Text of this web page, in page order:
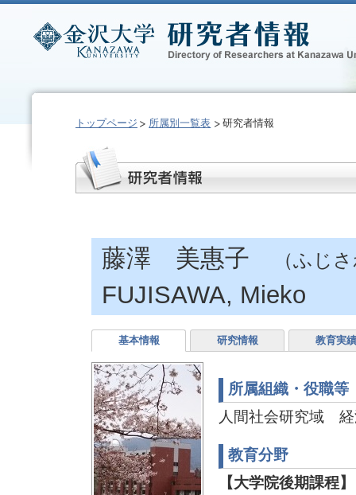
トップページ 所属別一覧表 研究者情報
藤澤 美惠子 （ふじ
FUJISAWA, Mieko
基本情報 研究情報 教育実績
所属組織・役職等
人間社会研究域
教育分野
【大学院後期課程】